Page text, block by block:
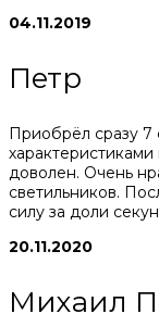
04.11.2019
Петр
Приобрёл сразу 7
доволен. Очень
светильников.
силу за доли
20.11.2020
Михаил